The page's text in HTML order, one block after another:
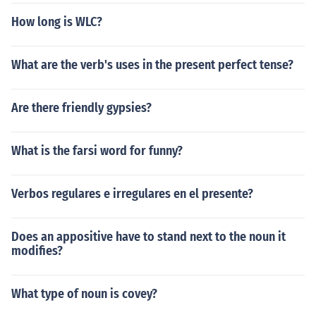
How long is WLC?
What are the verb's uses in the present perfect tense?
Are there friendly gypsies?
What is the farsi word for funny?
Verbos regulares e irregulares en el presente?
Does an appositive have to stand next to the noun it
modifies?
What type of noun is covey?